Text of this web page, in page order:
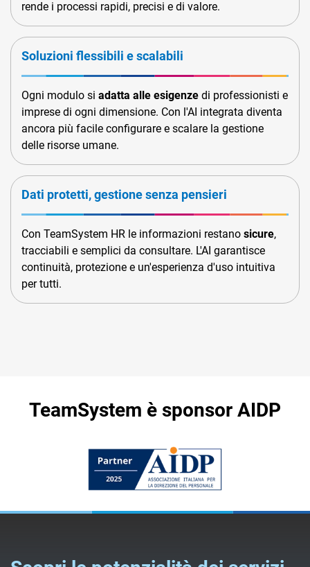
rende i processi rapidi, precisi e di valore.
Soluzioni flessibili e scalabili
Ogni modulo si adatta alle esigenze di professionisti e
imprese di ogni dimensione. Con l'AI integrata diventa
ancora più facile configurare e scalare la gestione
delle risorse umane.
Dati protetti, gestione senza pensieri
Con TeamSystem HR le informazioni restano sicure,
tracciabili e semplici da consultare. L'AI garantisce
continuità, protezione e un'esperienza d'uso intuitiva
per tutti.
TeamSystem è sponsor AIDP